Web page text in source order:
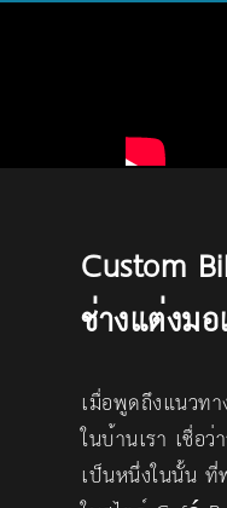
Custom
ช่างแต่งม
เมื่อพูดถึงแนวท
ในบ้านเรา เชื่อ
เป็นหนึ่งในนั้น ที่